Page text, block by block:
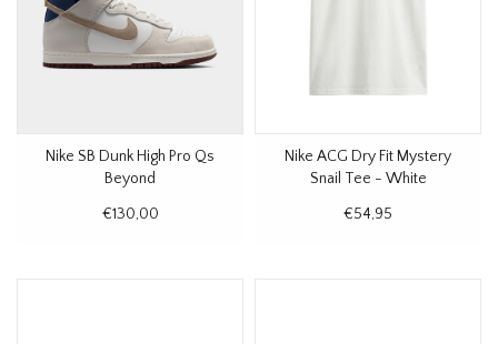
Nike SB Dunk High Pro Qs
Beyond
€130,00
Nike ACG Dry Fit Mystery
Snail Tee - White
€54,95